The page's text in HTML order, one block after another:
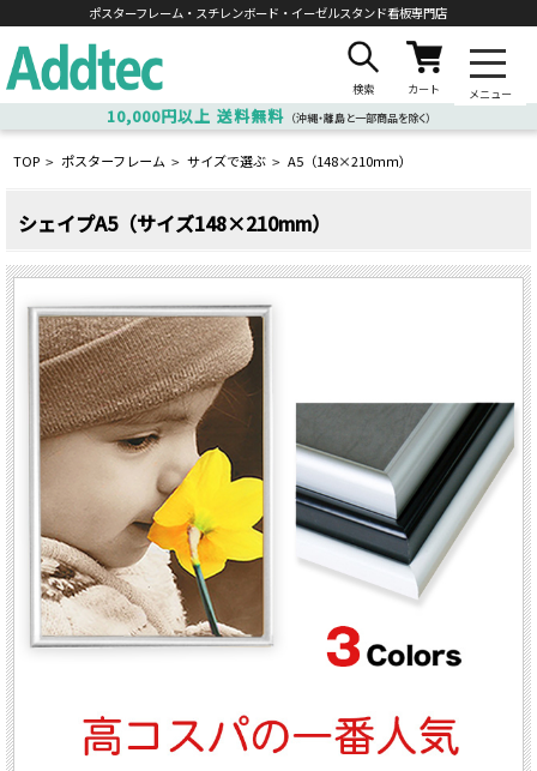
ポスターフレーム・スチレンボード・ イーゼルスタンド看板専門店
検索 カート メニュー
10,000円以上 送料無料 （沖縄・離島と一部商品を除く）
TOP > ポスターフレーム > サイズで選ぶ > A5（148×210ｍｍ）
シェイプA5（サイズ148×210mm）